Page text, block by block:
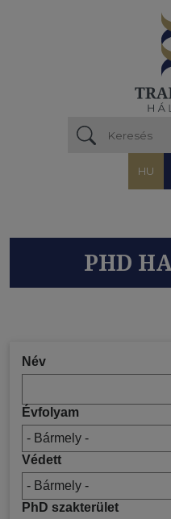
HU
PHD
Név
Évfolyam
Védett
PhD szakterület